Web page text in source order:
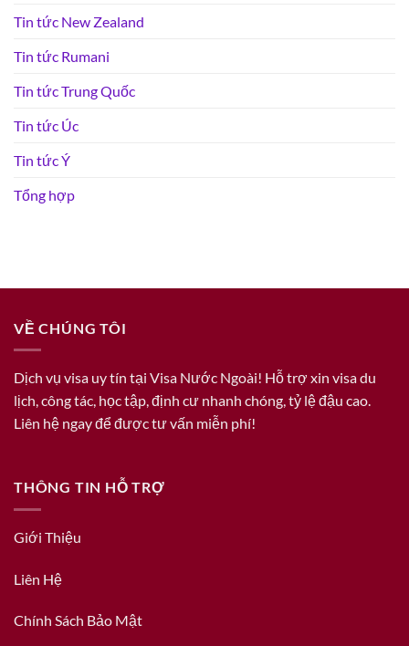
Tin tức New Zealand
Tin tức Rumani
Tin tức Trung Quốc
Tin tức Úc
Tin tức Ý
Tổng hợp
VỀ CHÚNG TÔI
Dịch vụ visa uy tín tại Visa Nước Ngoài! Hỗ trợ xin visa du
lịch, công tác, học tập, định cư nhanh chóng, tỷ lệ đậu cao.
Liên hệ ngay để được tư vấn miễn phí!
THÔNG TIN HỖ TRỢ
Giới Thiệu
Liên Hệ
Chính Sách Bảo Mật